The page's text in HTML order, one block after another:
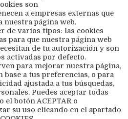
Balance, ofrecerán un
Comunicado RFET – Fase 3 →
son
a empresas externas que
nuestra página web.
de varios tipos: las cookies
para que nuestra página web
de tu autorización y son
activadas por defecto.
para mejorar nuestra página,
a tus preferencias, o para
ajustada a tus búsquedas,
Puedes aceptar todas
el botón ACEPTAR o
su uso clicando en el apartado